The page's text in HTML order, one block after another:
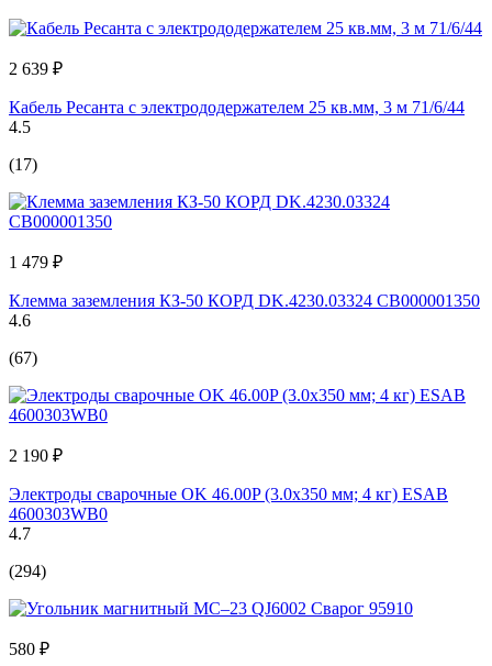
2 639 ₽
Кабель Ресанта с электрододержателем 25 кв.мм, 3 м 71/6/44
4.5
(17)
1 479 ₽
Клемма заземления КЗ-50 КОРД DK.4230.03324 СВ000001350
4.6
(67)
2 190 ₽
Электроды сварочные OK 46.00P (3.0х350 мм; 4 кг) ESAB
4600303WB0
4.7
(294)
580 ₽